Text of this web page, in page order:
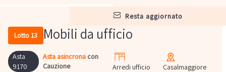
resta aggiornato
Lotto 13 Mobili da ufficio
Asta
9170
Asta asincrona con
Cauzione
Arredi ufficio
Casalmaggiore